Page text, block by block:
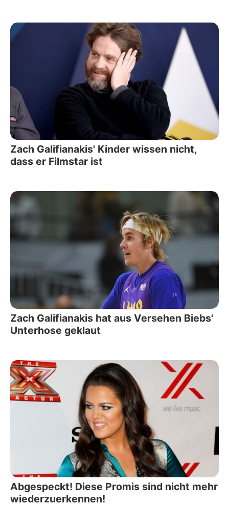
Zach Galifianakis' Kinder wissen nicht,
dass er Filmstar ist
Zach Galifianakis hat aus Versehen Biebs'
Unterhose geklaut
Abgespeckt! Diese Promis sind nicht mehr
wiederzuerkennen!